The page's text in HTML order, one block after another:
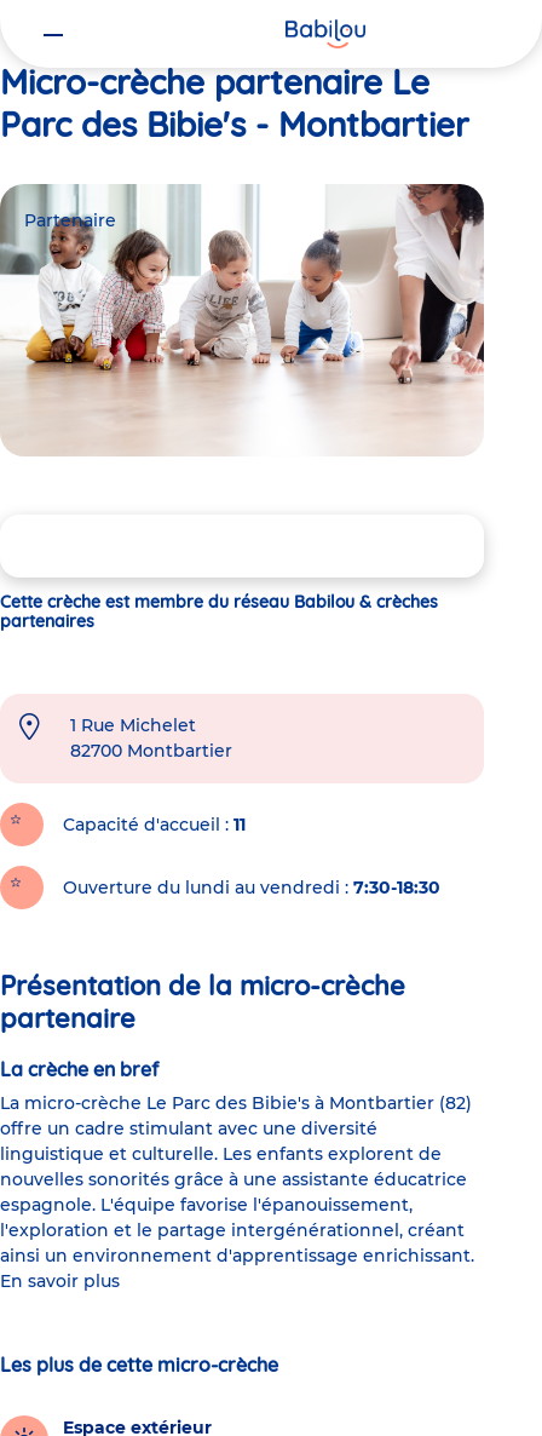
Micro-crèche partenaire Le
Parc des Bibie's - Montbartier
Partenaire
Cette crèche est membre du réseau Babilou & crèches
partenaires
1 Rue Michelet
82700 Montbartier
Capacité d'accueil 11
Ouverture du lundi au vendredi : 7:30-18:30
Présentation de la micro-crèche
partenaire
La crèche en bref
La micro-crèche Le Parc des Bibie's à Montbartier (82)
offre un cadre stimulant avec une diversité
linguistique et culturelle. Les enfants explorent de
nouvelles sonorités grâce à une assistante éducatrice
espagnole. L'équipe favorise l'épanouissement,
l'exploration et le partage intergénérationnel, créant
ainsi un environnement d'apprentissage enrichissant.
En savoir plus
Les plus de cette micro-crèche
Espace extérieur